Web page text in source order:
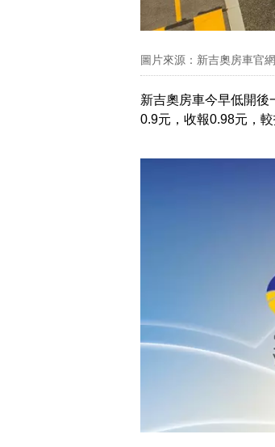
圖片來源：新吉奧房車官網
新吉奧房車今早低開後
0.9元，收報0.98元，較